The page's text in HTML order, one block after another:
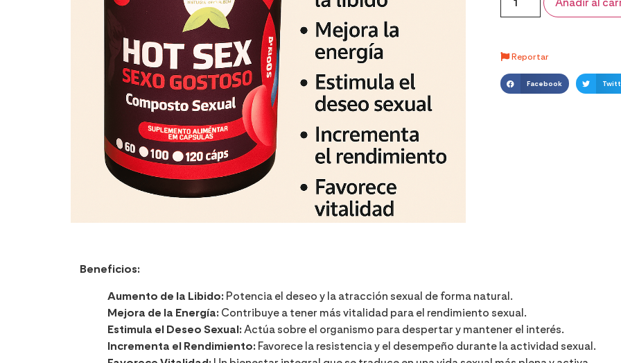
Reportar
Facebook
Beneficios:
Aumento de la Libido: Potencia el deseo y la atracción sexual de forma natural.
Mejora de la Energía: Contribuye a tener más vitalidad para el rendimiento sexual.
Estimula el Deseo Sexual:Actúa sobre el organismo para despertar y mantener el interés.
Incrementa el Rendimiento: Favorece la resistencia y el desempeño durante la actividad sexual.